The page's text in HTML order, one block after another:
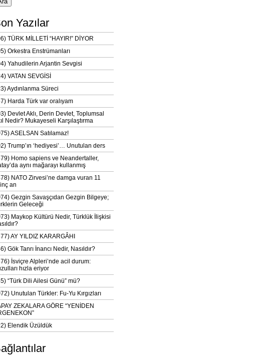
Yazılar
TÜRK MİLLETİ “HAYIR!” DİYOR
Orkestra Enstrümanları
Yahudilerin Arjantin Sevgisi
VATAN SEVGİSİ
Aydınlanma Süreci
Harda Türk var oralıyam
Devlet Aklı, Derin Devlet, Toplumsal
Nedir? Mukayeseli Karşılaştırma
ASELSAN Satılamaz!
Trump’ın ‘hediyesi’… Unutulan ders
Homo sapiens ve Neandertaller,
aynı mağarayı kullanmış
NATO Zirvesi’ne damga vuran 11
an
Gezgin Savaşçıdan Gezgin Bilgeye;
Geleceği
Maykop Kültürü Nedir, Türklük İlişkisi
AY YILDIZ KARARGÂHI
Gök Tanrı İnancı Nedir, Nasıldır?
İsviçre Alpleri’nde acil durum:
hızla eriyor
“Türk Dili Ailesi Günü” mü?
Unutulan Türkler: Fu-Yu Kırgızları
ZEKALARA GÖRE “YENİDEN
Elendik Üzüldük